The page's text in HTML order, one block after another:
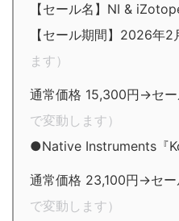
【セール名】NI &
【セール期間】2026年
ます）
通常価格 15,300円→セー
で変動します）
●Native Instruments『
通常価格 23,100円→セー
で変動します）